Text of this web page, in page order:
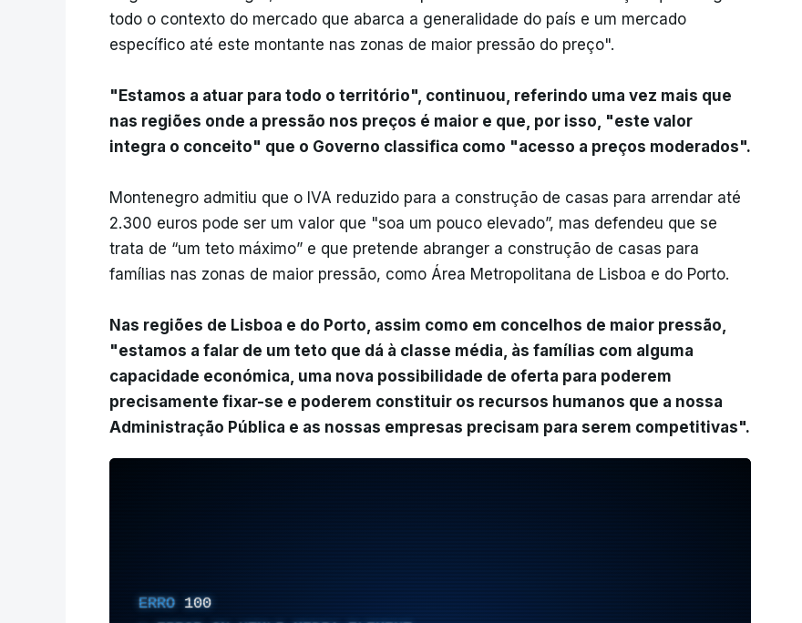
todo o contexto do mercado que abarca a generalidade do país e um mercado
específico até este montante nas zonas de maior pressão do preço".
"Estamos a atuar para todo o território", continuou, referindo uma vez mais que
nas regiões onde a pressão nos preços é maior e que, por isso, "este valor
integra o conceito" que o Governo classifica como "acesso a preços moderados".
Montenegro admitiu que o IVA reduzido para a construção de casas para arrendar até
2.300 euros pode ser um valor que "soa um pouco elevado”, mas defendeu que se
trata de “um teto máximo” e que pretende abranger a construção de casas para
famílias nas zonas de maior pressão, como Área Metropolitana de Lisboa e do Porto.
Nas regiões de Lisboa e do Porto, assim como em concelhos de maior pressão,
"estamos a falar de um teto que dá à classe média, às famílias com alguma
capacidade económica, uma nova possibilidade de oferta para poderem
precisamente fixar-se e poderem constituir os recursos humanos que a nossa
Administração Pública e as nossas empresas precisam para serem competitivas".
ERRO 100